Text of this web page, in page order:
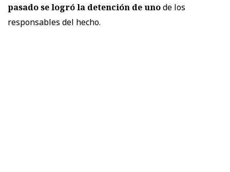
pasado se logró la detención de unode los
responsables del hecho.